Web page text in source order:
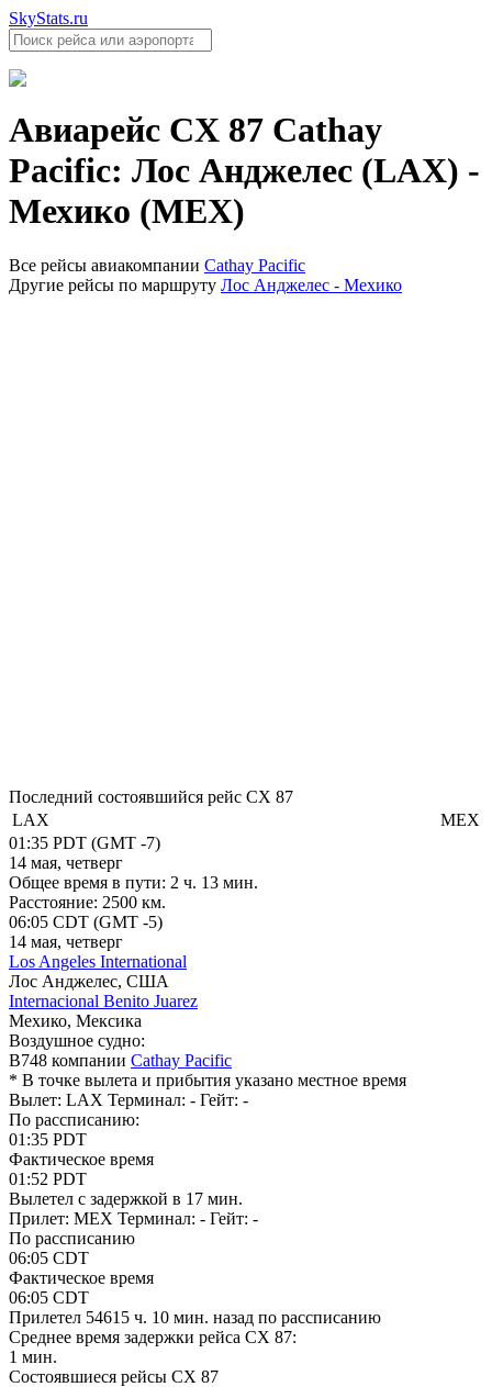
SkyStats.ru
Авиарейс CX 87 Cathay
Pacific: Лос Анджелес (LAX) -
Мехико (MEX)
Все рейсы авиакомпании Cathay Pacific
Другие рейсы по маршруту Лос Анджелес - Мехико
Последний состоявшийся рейс CX 87
LAX
MEX
01:35 PDT (GMT -7)
14 мая, четверг
Общее время в пути: 2 ч. 13 мин.
Расстояние: 2500 км.
06:05 CDT (GMT -5)
14 мая, четверг
Los Angeles International
Лос Анджелес, США
Internacional Benito Juarez
Мехико, Мексика
Воздушное судно:
B748 компании Cathay Pacific
* В точке вылета и прибытия указано местное время
Вылет: LAX Терминал: - Гейт: -
По рассписанию:
01:35 PDT
Фактическое время
01:52 PDT
Вылетел c задержкой в 17 мин.
Прилет: MEX Терминал: - Гейт: -
По рассписанию
06:05 CDT
Фактическое время
06:05 CDT
Прилетел 54615 ч. 10 мин. назад по рассписанию
Среднее время задержки рейса CX 87:
1 мин.
Состоявшиеся рейсы CX 87